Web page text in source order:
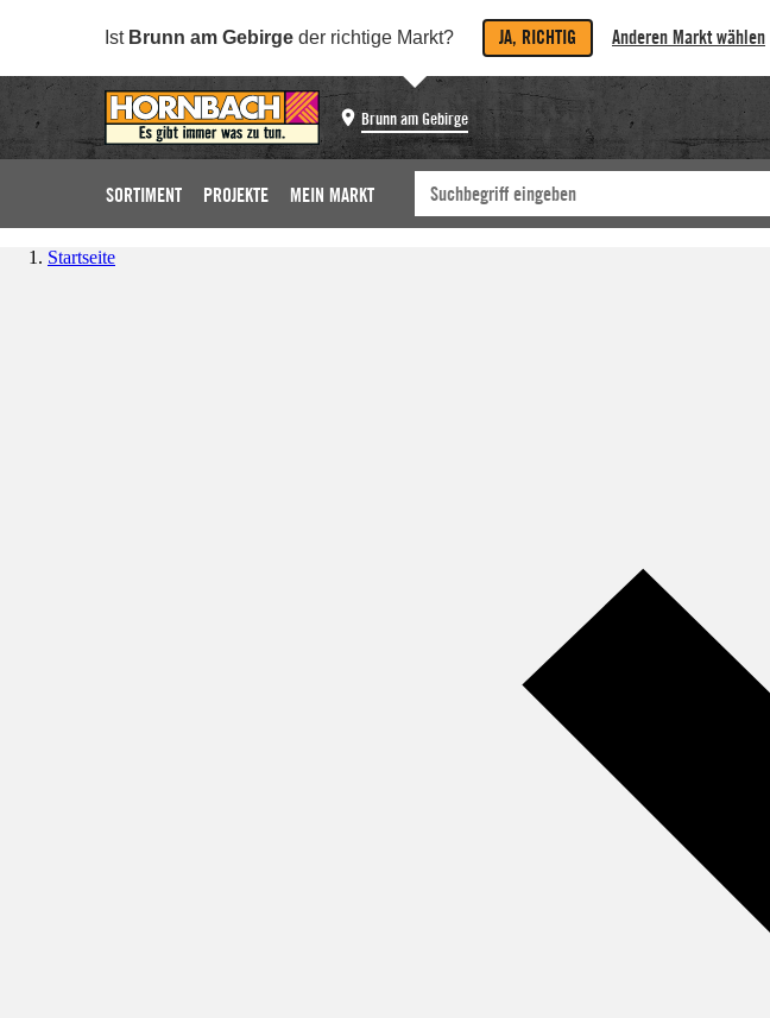
Ist Brunn am Gebirge der richtige Markt? JA, RICHTIG Anderen Markt wählen
Brunn am Gebirge
SORTIMENT PROJEKTE MEIN MARKT
Startseite